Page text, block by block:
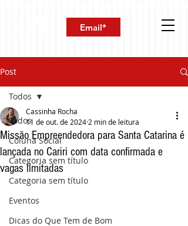
Post
Todos
Coluna Social
Categoria sem título
Categoria sem título
Eventos
Dicas do Que Tem de Bom
Todos
Missão Empreendedora para Santa Catarina é
lançada no Cariri com data confirmada e
vagas limitadas
Cassinha Rocha
11 de out. de 2024 2 min de leitura